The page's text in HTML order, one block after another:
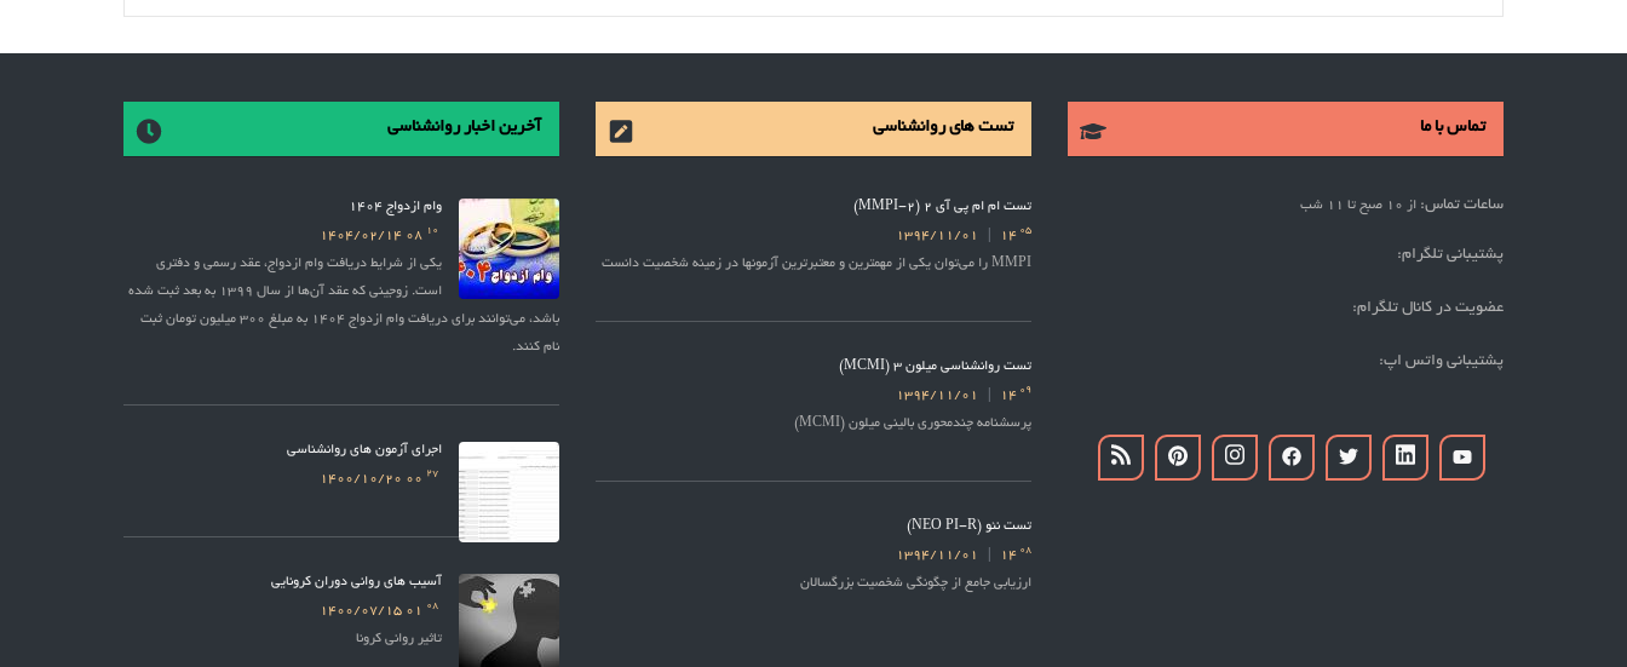
تماس با ما
ساعات تماس: از 10 صبح تا 11 شب
پشتیبانی تلگرام:
عضویت در کانال تلگرام:
پشتیبانی واتس اپ:
تست های روانشناسی
تست ام ام پی آی 2 (MMPI-2)
05
14
1394/11/01
MMPI را می‌توان یکی از مهمترین و معتبرترین آزمونها در زمینه شخصیت دانست
تست روانشناسی میلون 3 (MCMI)
09
14
1394/11/01
پرسشنامه چندمحوری بالینی میلون (MCMI)
تست نئو (NEO PI-R)
08
14
1394/11/01
ارزیابی جامع از چگونگی شخصیت بزرگسالان
آخرین اخبار روانشناسی
وام ازدواج 1404
10
1404/02/14
یکی از شرایط دریافت وام ازدواج، عقد رسمی و دفتری
است. زوجینی که عقد آن‌ها از سال 1399 به بعد ثبت شده
باشد، می‌توانند برای دریافت وام ازدواج 1404 به مبلغ 300 میلیون تومان ثبت
نام کنند.
اجرای آزمون های روانشناسی
27
1400/10/20
آسیب های روانی دوران کرونایی
08
1400/07/15
تاثیر روانی کرونا